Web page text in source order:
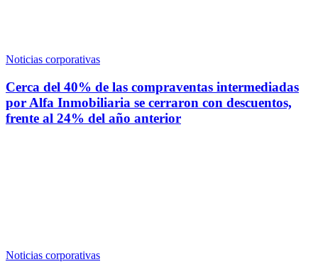
Noticias corporativas
Cerca del 40% de las compraventas intermediadas
por Alfa Inmobiliaria se cerraron con descuentos,
frente al 24% del año anterior
Noticias corporativas